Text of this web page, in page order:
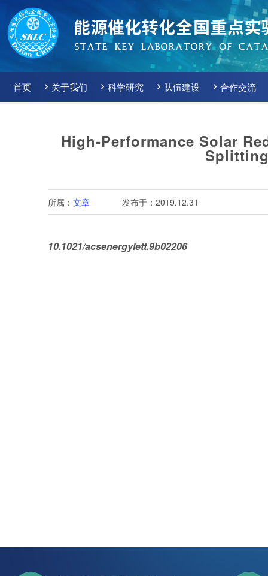
首页 关于我们 科学研究 队伍建设 合作交流
High-Performance Solar
所属： 文章 发布于：2019.12.31
10.1021/acsenergylett.9b02206